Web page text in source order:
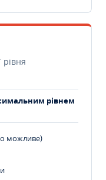
рівня
рівнем
можливе)